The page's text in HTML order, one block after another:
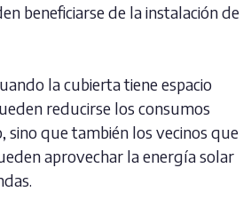
beneficiarse de la instalación de
la cubierta tiene espacio
reducirse los consumos
sino que también los vecinos que
aprovechar la energía solar